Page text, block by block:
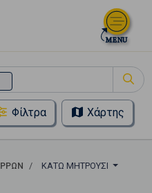
Φίλτρα Χάρτης
ΚΑΤΩ ΜΗΤΡΟΥΣΙ